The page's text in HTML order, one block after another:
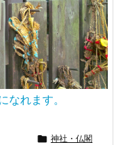
なれます。
 神社・仏閣